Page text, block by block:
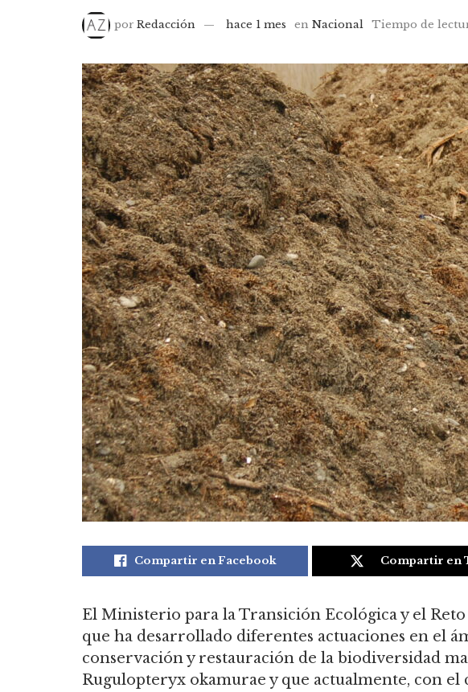
por Redacción hace 1 mes en Nacional Tiempo de
Compartir en Facebook Compartir en
El Ministerio para la Transición Ecológica y el
que ha desarrollado diferentes actuaciones en el
conservación y restauración de la biodiversidad
Rugulopteryx okamurae y que actualmente, con